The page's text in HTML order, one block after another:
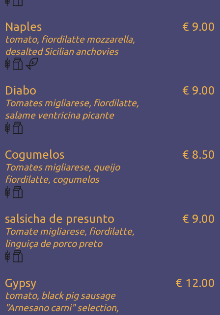
Naples
tomato, fiordilatte mozzarella,
desalted Sicilian anchovies
€ 9.00
Diabo
Tomates migliarese, fiordilatte,
salame ventricina picante
€ 9.00
Cogumelos
Tomates migliarese, queijo
fiordilatte, cogumelos
€ 8.50
salsicha de presunto
Tomate migliarese, fiordilatte,
linguiça de porco preto
€ 9.00
Gypsy
tomato, black pig sausage
"Arnesano carni" selection,
€ 12.00